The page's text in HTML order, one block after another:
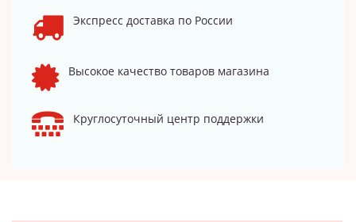
Экспресс доставка по России
Высокое качество товаров магазина
Круглосуточный центр поддержки